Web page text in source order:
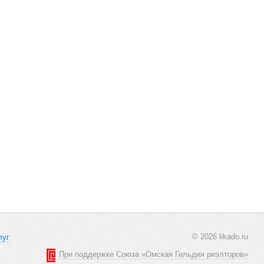
© 2026 likado.ru
При поддержке Союза «Омская Гильдия риэлторов»